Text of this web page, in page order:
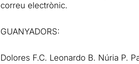
correu electrònic.
GUANYADORS:
Dolores F.C. Leonardo B. Núria P.